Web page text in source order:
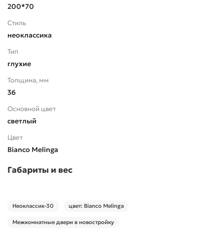
200*70
Стиль
неоклассика
Тип
глухие
Толщина, мм
36
Основной цвет
светлый
Цвет
Bianco Melinga
Габариты и вес
Неоклассик-30 цвет: Bianco Melinga
Межкомнатные двери в новостройку